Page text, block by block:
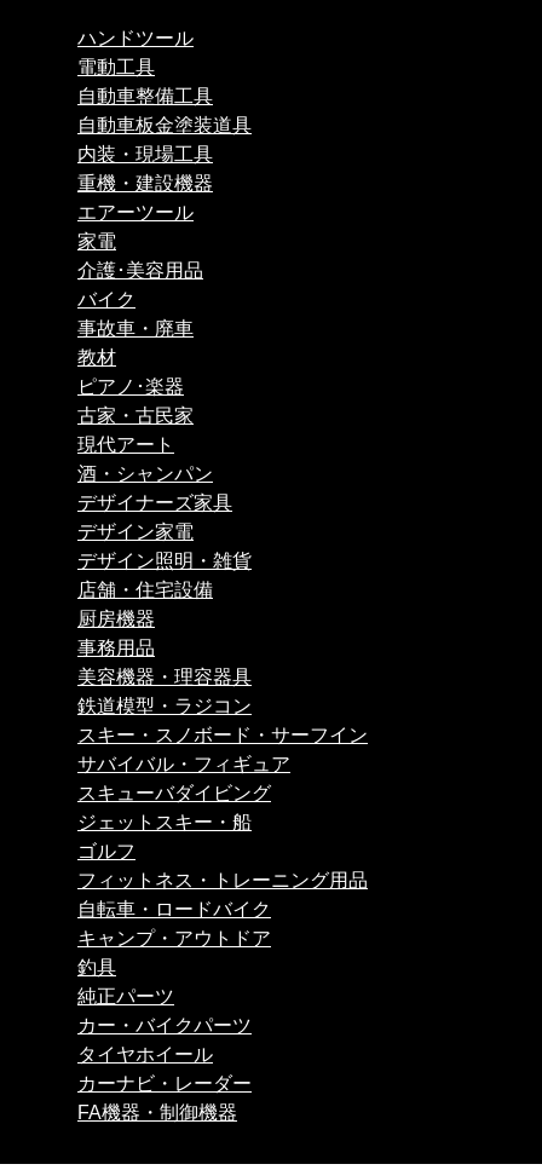
ハンドツール
電動工具
自動車整備工具
自動車板金塗装道具
内装・現場工具
重機・建設機器
エアーツール
家電
介護･美容用品
バイク
事故車・廃車
教材
ピアノ･楽器
古家・古民家
現代アート
酒・シャンパン
デザイナーズ家具
デザイン家電
デザイン照明・雑貨
店舗・住宅設備
厨房機器
事務用品
美容機器・理容器具
鉄道模型・ラジコン
スキー・スノボード・サーフイン
サバイバル・フィギュア
スキューバダイビング
ジェットスキー・船
ゴルフ
フィットネス・トレーニング用品
自転車・ロードバイク
キャンプ・アウトドア
釣具
純正パーツ
カー・バイクパーツ
タイヤホイール
カーナビ・レーダー
FA機器・制御機器